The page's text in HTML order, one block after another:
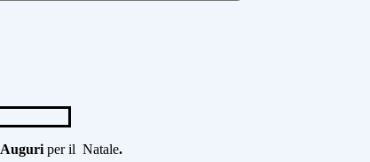
per il Natale.